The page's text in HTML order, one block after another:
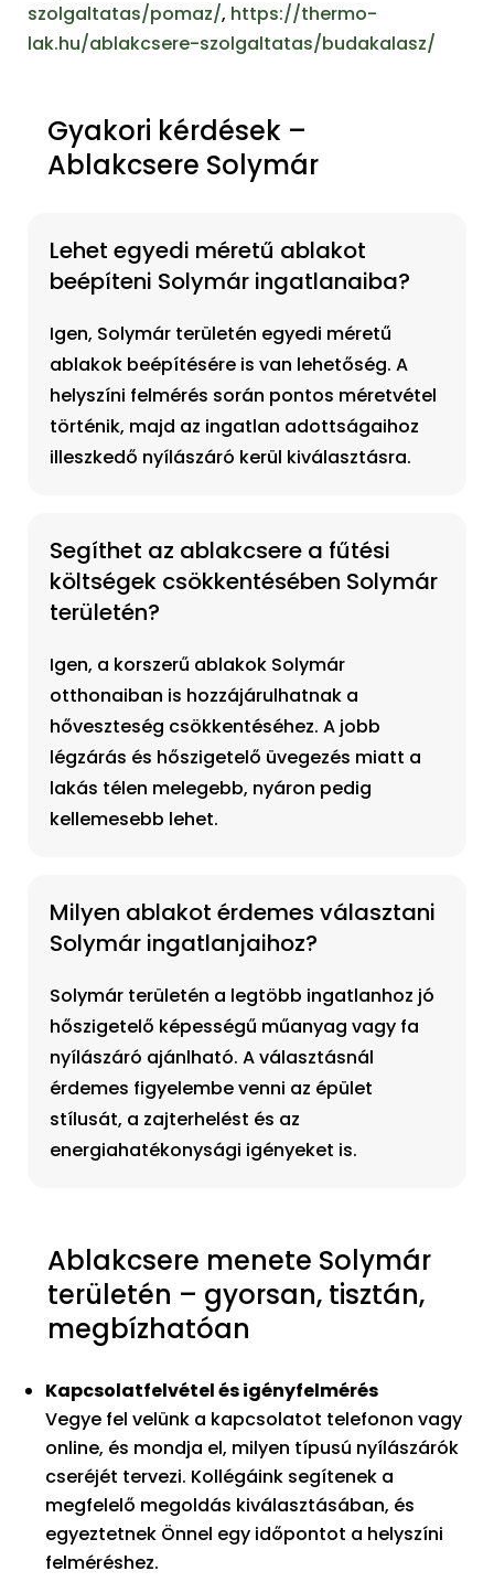
szolgaltatas/pomaz/, https://thermo-
lak.hu/ablakcsere-szolgaltatas/budakalasz/
Gyakori kérdések –
Ablakcsere Solymár
Lehet egyedi méretű ablakot
beépíteni Solymár ingatlanaiba?
Igen, Solymár területén egyedi méretű
ablakok beépítésére is van lehetőség. A
helyszíni felmérés során pontos méretvétel
történik, majd az ingatlan adottságaihoz
illeszkedő nyílászáró kerül kiválasztásra.
Segíthet az ablakcsere a fűtési
költségek csökkentésében Solymár
területén?
Igen, a korszerű ablakok Solymár
otthonaiban is hozzájárulhatnak a
hőveszteség csökkentéséhez. A jobb
légzárás és hőszigetelő üvegezés miatt a
lakás télen melegebb, nyáron pedig
kellemesebb lehet.
Milyen ablakot érdemes választani
Solymár ingatlanjaihoz?
Solymár területén a legtöbb ingatlanhoz jó
hőszigetelő képességű műanyag vagy fa
nyílászáró ajánlható. A választásnál
érdemes figyelembe venni az épület
stílusát, a zajterhelést és az
energiahatékonysági igényeket is.
Ablakcsere menete Solymár
területén – gyorsan, tisztán,
megbízhatóan
Kapcsolatfelvétel és igényfelmérés
Vegye fel velünk a kapcsolatot telefonon vagy
online, és mondja el, milyen típusú nyílászárók
cseréjét tervezi. Kollégáink segítenek a
megfelelő megoldás kiválasztásában, és
egyeztetnek Önnel egy időpontot a helyszíni
felméréshez.